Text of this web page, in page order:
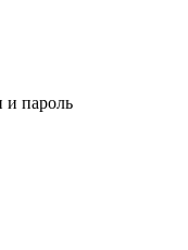
и пароль